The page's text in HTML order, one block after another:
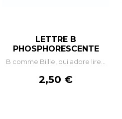
LETTRE B
PHOSPHORESCENTE
B comme Billie, qui adore lire...
Prix
2,50 €